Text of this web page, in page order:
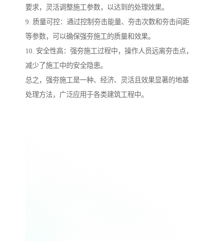
要求，灵活调整施工参数，以达到的处理效果。
9. 质量可控：通过控制夯击能量、夯击次数和夯击间距
等参数，可以确保强夯施工的质量和效果。
10. 安全性高：强夯施工过程中，操作人员远离夯击点，
减少了施工中的安全隐患。
总之，强夯施工是一种、经济、灵活且效果显著的地基
处理方法，广泛应用于各类建筑工程中。